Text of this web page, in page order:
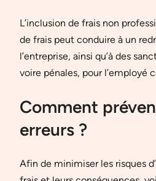
L’inclusion de frais non
de frais peut conduire à un
l’entreprise, ainsi qu’à des
voire pénales, pour l’employé
Comment
erreurs ?
Afin de minimiser les risques